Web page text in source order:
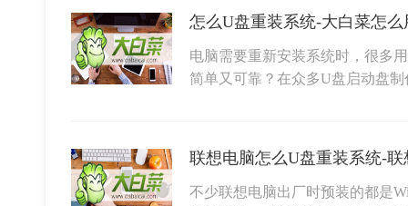
怎么U盘重装系统-大白菜怎
电脑需要重新安装系统时，很多
简单又可靠？在众多U盘启动盘
联想电脑怎么U盘重装系统-
不少联想电脑出厂时预装的都是